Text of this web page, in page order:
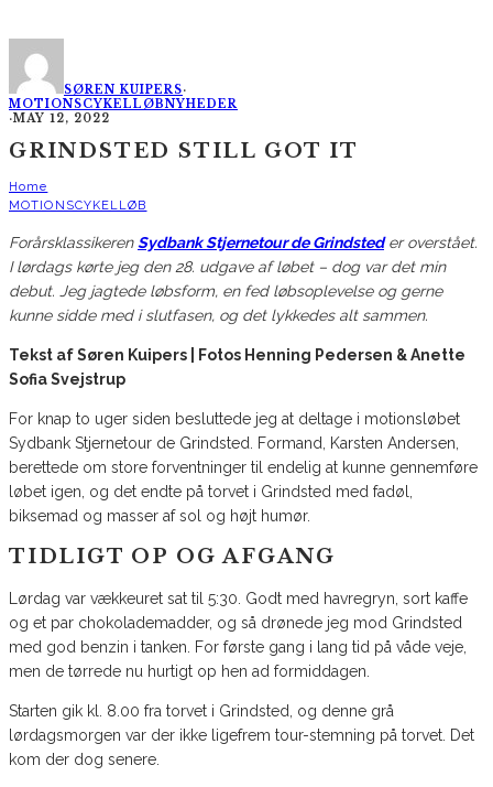
SØREN KUIPERS·
MOTIONSCYKELLØBNYHEDER
·MAY 12, 2022
GRINDSTED STILL GOT IT
Home
MOTIONSCYKELLØB
ForårsklassikerenSydbank Stjernetour de Grindsteder overstået.
I lørdags kørte jeg den 28. udgave af løbet – dog var det min
debut. Jeg jagtede løbsform, en fed løbsoplevelse og gerne
kunne sidde med i slutfasen, og det lykkedes alt sammen.
Tekst af Søren Kuipers | Fotos Henning Pedersen & Anette
Sofia Svejstrup
For knap to uger siden besluttede jeg at deltage i motionsløbet
Sydbank Stjernetour de Grindsted. Formand, Karsten Andersen,
berettede om store forventninger til endelig at kunne gennemføre
løbet igen, og det endte på torvet i Grindsted med fadøl,
biksemad og masser af sol og højt humør.
TIDLIGT OP OG AFGANG
Lørdag var vækkeuret sat til 5:30. Godt med havregryn, sort kaffe
og et par chokolademadder, og så drønede jeg mod Grindsted
med god benzin i tanken. For første gang i lang tid på våde veje,
men de tørrede nu hurtigt op hen ad formiddagen.
Starten gik kl. 8.00 fra torvet i Grindsted, og denne grå
lørdagsmorgen var der ikke ligefrem tour-stemning på torvet. Det
kom der dog senere.